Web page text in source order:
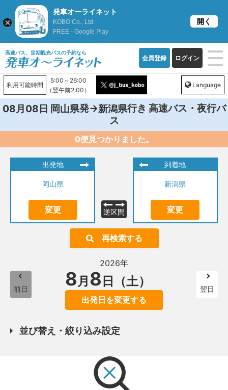
高速バス、定期観光バスの予約なら
会員登録 ログイン
利用可能時間
5:00～26:00
（翌午前2:00）
Language
08月08日 岡山県発→新潟県行き 高速バス・夜行バ
ス
0便見つかりました。
出発地
岡山県
変更 逆区間
到着地
新潟県
変更
再検索する
前日
2026年
8月 8 日（土）
出発日を変更する
翌日
並び替え・絞り込み設定
発車オーライネット
KOBO Co., Ltd.
FREE - Google Play
開く